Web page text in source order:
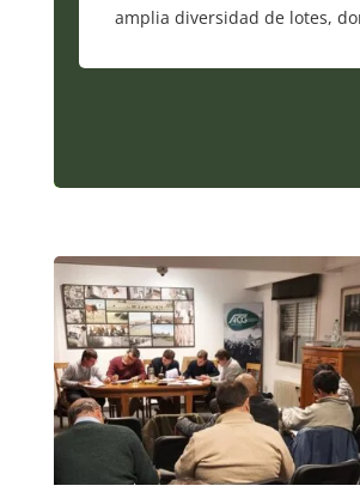
amplia diversidad de lotes,